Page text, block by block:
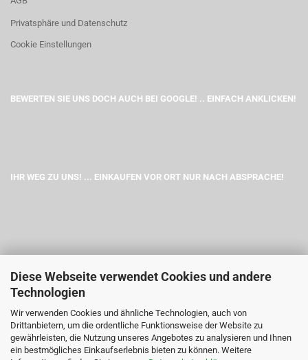
Diese Webseite verwendet Cookies und andere
Technologien
Wir verwenden Cookies und ähnliche Technologien, auch von
Drittanbietern, um die ordentliche Funktionsweise der Website zu
gewährleisten, die Nutzung unseres Angebotes zu analysieren und Ihnen
ein bestmögliches Einkaufserlebnis bieten zu können. Weitere
Privatsphäre und Datenschutz
Cookie Einstellungen
BEWERTEN SIE UNS DOCH AUCH BEI GOOGLE! .. EINFACH ANKLICKEN!
IHR WEG ZU UNS! ... EINKAUFEN VOR ORT NUR NACH ABSPRACHE!